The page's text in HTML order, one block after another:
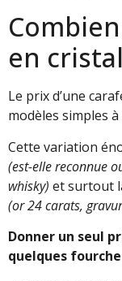
en
Le prix d’une
modèles simples
Cette variation
(est-elle reconnue
whisky) et surtout
(or 24 carats,
Donner un seul
quelques